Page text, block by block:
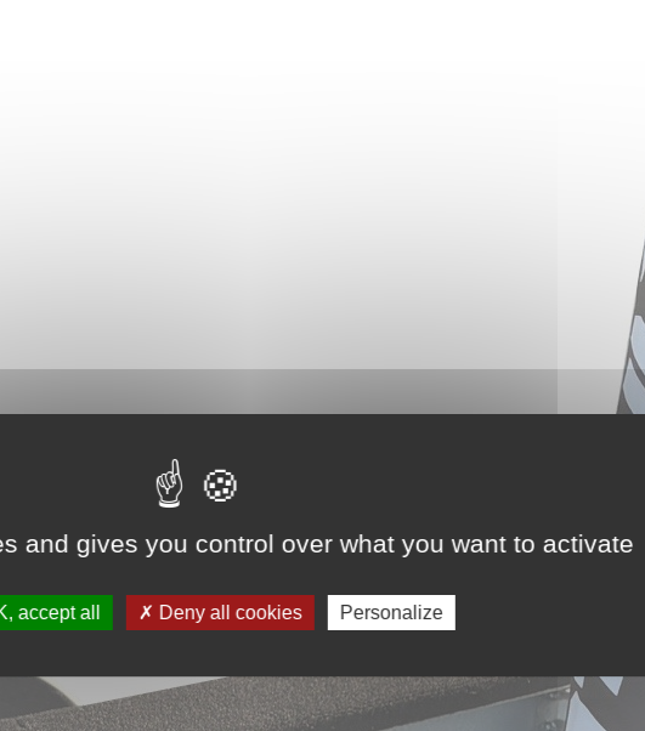
and gives you control over what you want to activate
accept all Deny all cookies Personalize